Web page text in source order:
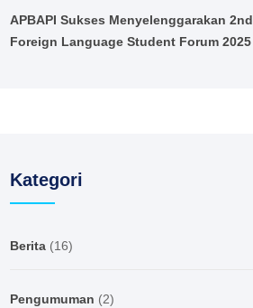
APBAPI Sukses Menyelenggarakan 2nd
Foreign Language Student Forum 2025
Kategori
Berita (16)
Pengumuman (2)